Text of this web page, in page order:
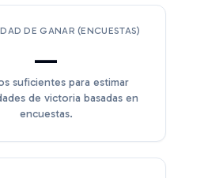
DE GANAR (ENCUESTAS)
—
suficientes para estimar
de victoria basadas en
encuestas.